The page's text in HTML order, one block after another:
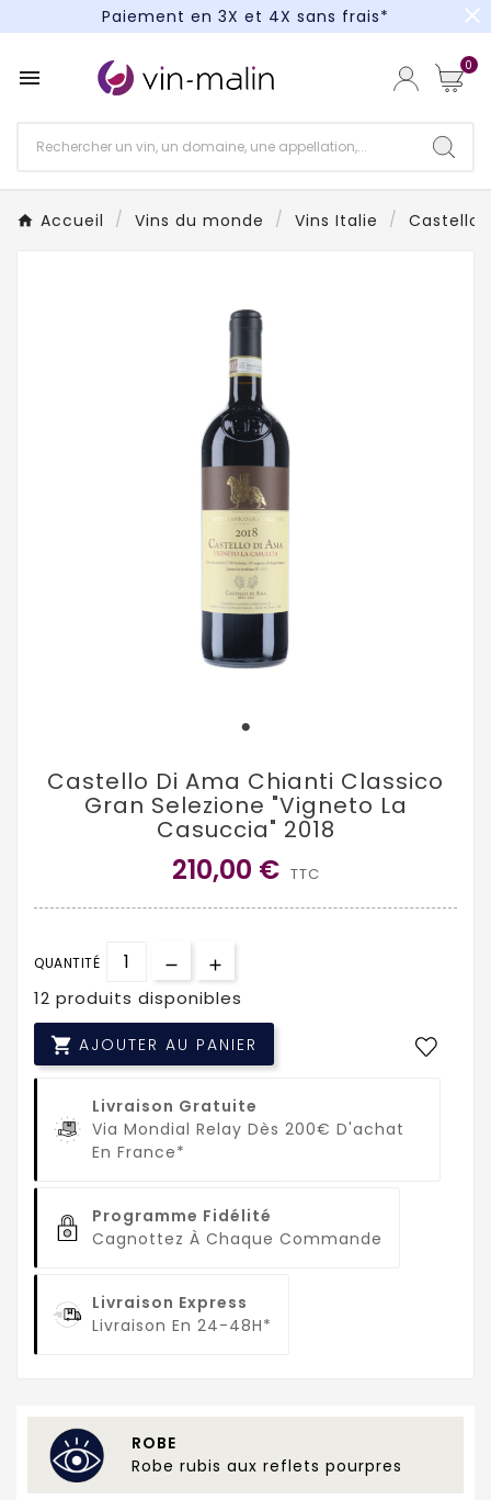
Paiement en 3X et 4X sans frais*
Paiement en 3X et 4X sans frais*
close
 0
Accueil Vins du monde Vins Italie Castello
Castello Di Ama Chianti Classico
Gran Selezione "Vigneto La
Casuccia" 2018
210,00 € TTC
QUANTITÉ
12 produits disponibles
 AJOUTER AU PANIER
Livraison Gratuite
Via Mondial Relay Dès 200€ D'achat
En France*
Programme Fidélité
Cagnottez À Chaque Commande
Livraison Express
Livraison En 24-48H*
ROBE
Robe rubis aux reflets pourpres